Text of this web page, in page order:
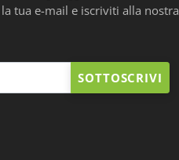
tua e-mail e iscriviti alla nostra
SOTTOSCRIVI